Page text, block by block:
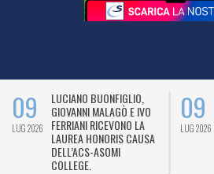
09
LUG 2026
LUCIANO BUONFIGLIO,
GIOVANNI MALAGÒ E IVO
FERRIANI RICEVONO LA
LAUREA HONORIS CAUSA
DELL’ACS-ASOMI
COLLEGE.
09
LUG 2026